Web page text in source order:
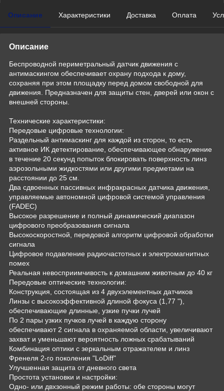
Описание Характеристики Доставка Оплата
Описание
Беспроводной периметральный датчик движения с
антимаскингом обеспечивает охрану подхода к дому,
сохраняя при этом площадку перед домом свободной для
движения. Предназначен для защиты стен, дверей или окон с
внешней стороны.
Технические характеристики:
Передовые цифровые технологии:
Раздельный антимаскинг для каждой из сторон, то есть
активное ИК детектирование, обеспечивающее обнаружение
в течение 20 секунд попыток блокировать поверхность линз
аэрозольными жидкостями или другими предметами на
расстоянии до 25 см.
Два сдвоенных пассивных инфракрасных датчика движения,
управляемые автономной цифровой системой управления
(FADEC)
Высокое разрешение и полный динамический диапазон
цифрового преобразования сигнала
Высокоскоростной, передовой алгоритм цифровой обработки
сигнала
Цифровое подавление радиочастотных и электромагнитных
помех
Реальная невосприимчивость к домашним животным до 40 кг
Передовые оптические технологии:
Конструкция, состоящая из 4 двухэлементных датчиков
Линзы с высокоэффективной длиной фокуса (1,77 "),
обеспечивающие длинные, узкие пучки лучей
По 2 пары узких пучков лучей в каждую сторону
обеспечивают 2 сигнала в охраняемой области, увеличивают
захват и уменьшают вероятность ложных срабатываний
Комбинация оптики с зеркальным отражателем и линз
Френеля 2-го поколения "LoDiff"
Улучшенная защита от дневного света
Простота установки и настройки:
Одно- или двхзонный режим работы: обе стороны могут